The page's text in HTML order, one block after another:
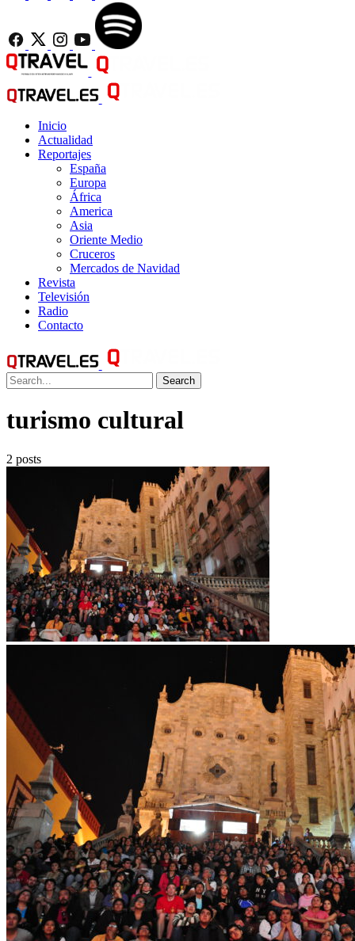
Inicio
Actualidad
Reportajes
España
Europa
África
America
Asia
Oriente Medio
Cruceros
Mercados de Navidad
Revista
Televisión
Radio
Contacto
Search
turismo cultural
2 posts